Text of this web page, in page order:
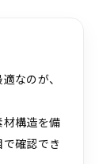
なのが、
材構造を備
確認でき